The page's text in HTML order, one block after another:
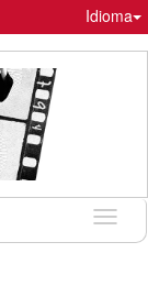
Idioma
Idioma